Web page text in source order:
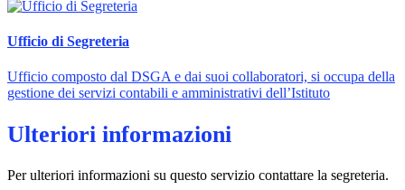
Ufficio di Segreteria
Ufficio composto dal DSGA e dai suoi collaboratori, si occupa della
gestione dei servizi contabili e amministrativi dell’Istituto
Ulteriori informazioni
Per ulteriori informazioni su questo servizio contattare la segreteria.